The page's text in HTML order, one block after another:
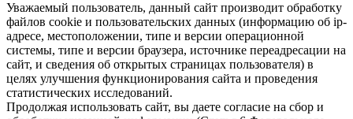
Уважаемый пользователь, данный сайт производит обработку
файлов cookie и пользовательских данных (информацию об ip-
адресе, местоположении, типе и версии операционной
системы, типе и версии браузера, источнике переадресации на
сайт, и сведения об открытых страницах пользователя) в
целях улучшения функционирования сайта и проведения
статистических исследований.
Продолжая использовать сайт, вы даете согласие на сбор и